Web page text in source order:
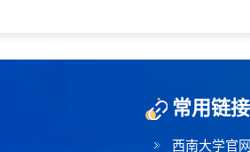
常用链接
西南大学官